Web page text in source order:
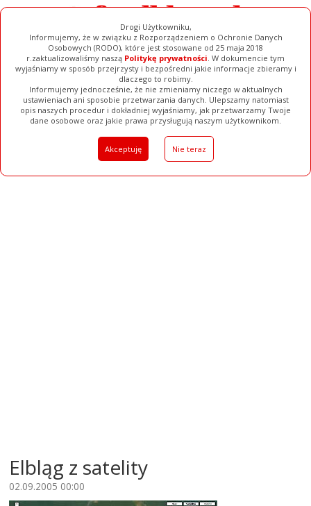
Drogi Użytkowniku,
Informujemy, że w związku z Rozporządzeniem o Ochronie Danych
Osobowych (RODO), które jest stosowane od 25 maja 2018
r.zaktualizowaliśmy naszą Politykę prywatności. W dokumencie tym
wyjaśniamy w sposób przejrzysty i bezpośredni jakie informacje zbieramy i
dlaczego to robimy.
Informujemy jednocześnie, że nie zmieniamy niczego w aktualnych
ustawieniach ani sposobie przetwarzania danych. Ulepszamy natomiast
opis naszych procedur i dokładniej wyjaśniamy, jak przetwarzamy Twoje
dane osobowe oraz jakie prawa przysługują naszym użytkownikom.
Akceptuję Nie teraz
Ogłoszenia Filmy Galerie Baza Firm Pełna Wersja
Elbląg z satelity
02.09.2005 00:00